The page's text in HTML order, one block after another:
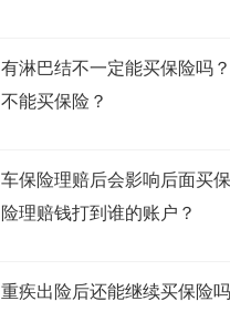
有淋巴结不一定能买保险吗
不能买保险？
车保险理赔后会影响后面买
险理赔钱打到谁的账户？
重疾出险后还能继续买保险